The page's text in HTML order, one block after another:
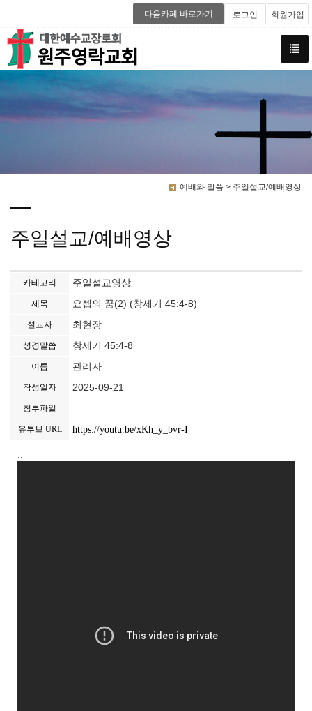
다음카페 바로가기 로그인 회원가입
예배와 말씀 > 주일설교/예배영상
주일설교/예배영상
카테고리 주일설교영상
제목 요셉의 꿈(2) (창세기 45:4-8)
설교자 최현장
성경말씀 창세기 45:4-8
이름 관리자
작성일자 2025-09-21
첨부파일
유투브 URL https://youtu.be/xKh_y_bvr-I
..